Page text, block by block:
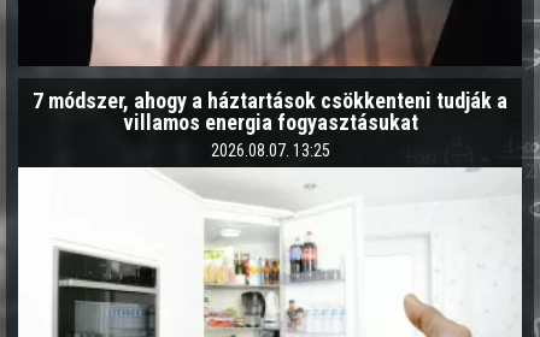
7 módszer, ahogy a háztartások csökkenteni tudják a
villamos energia fogyasztásukat
2026.08.07. 13:25